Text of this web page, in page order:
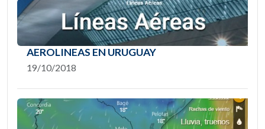
AEROLINEAS EN URUGUAY
19/10/2018